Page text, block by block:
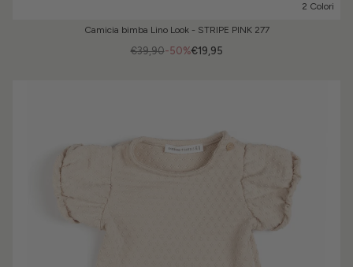
2 Colori
Camicia bimba Lino Look - STRIPE PINK 277
-50%
€39,90 €19,95